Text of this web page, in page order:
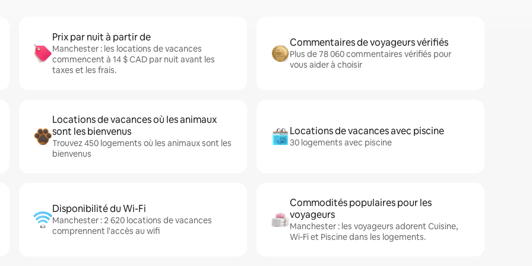
Prix par nuit à partir de
Manchester : les locations de vacances
commencent à 14 $ CAD par nuit avant les
taxes et les frais.
Commentaires de voyageurs vérifiés
Plus de 78 060 commentaires vérifiés pour
vous aider à choisir
Locations de vacances où les animaux
sont les bienvenus
Trouvez 450 logements où les animaux sont les
bienvenus
Locations de vacances avec piscine
30 logements avec piscine
Disponibilité du Wi-Fi
Manchester : 2 620 locations de vacances
comprennent l'accès au wifi
Commodités populaires pour les
voyageurs
Manchester : les voyageurs adorent Cuisine,
Wi-Fi et Piscine dans les logements.